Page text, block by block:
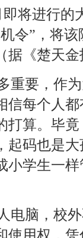
将进行的
令”，将
据《楚天
重要，作
信每个人
打算。毕
起码也是
小学生一
电脑，校